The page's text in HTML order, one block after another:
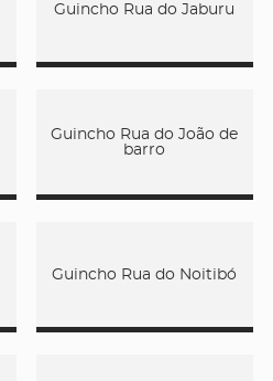
Guincho Rua do Jaburu
Guincho Rua do João de
barro
Guincho Rua do Noitibó